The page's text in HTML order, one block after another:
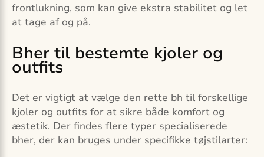
frontlukning, som kan give ekstra stabilitet og let
at tage af og på.
Bher til bestemte kjoler og
outfits
Det er vigtigt at vælge den rette bh til forskellige
kjoler og outfits for at sikre både komfort og
æstetik. Der findes flere typer specialiserede
bher, der kan bruges under specifikke tøjstilarter: